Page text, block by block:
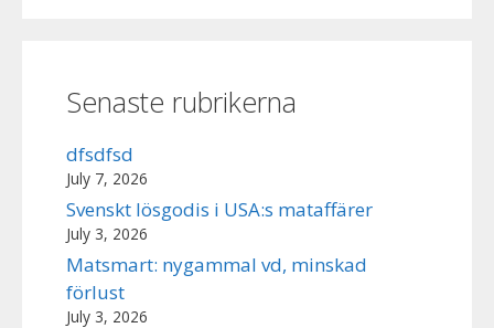
Senaste rubrikerna
dfsdfsd
July 7, 2026
Svenskt lösgodis i USA:s mataffärer
July 3, 2026
Matsmart: nygammal vd, minskad
förlust
July 3, 2026